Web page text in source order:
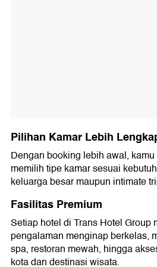
Pilihan Kamar Lebih
Dengan booking lebih awal,
memilih tipe kamar sesuai
keluarga besar maupun intimate
Fasilitas Premium
Setiap hotel di Trans Hotel Group
pengalaman menginap berkelas,
spa, restoran mewah, hingga
kota dan destinasi wisata.